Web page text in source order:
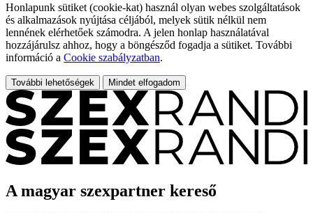
Honlapunk sütiket (cookie-kat) használ olyan webes szolgáltatások
és alkalmazások nyújtása céljából, melyek sütik nélkül nem
lennének elérhetőek számodra. A jelen honlap használatával
hozzájárulsz ahhoz, hogy a böngésződ fogadja a sütiket. További
információ a Cookie szabályzatban.
További lehetőségek Mindet elfogadom
A magyar szexpartner kereső